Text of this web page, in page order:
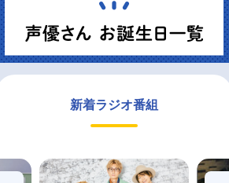
新着ラジオ番組